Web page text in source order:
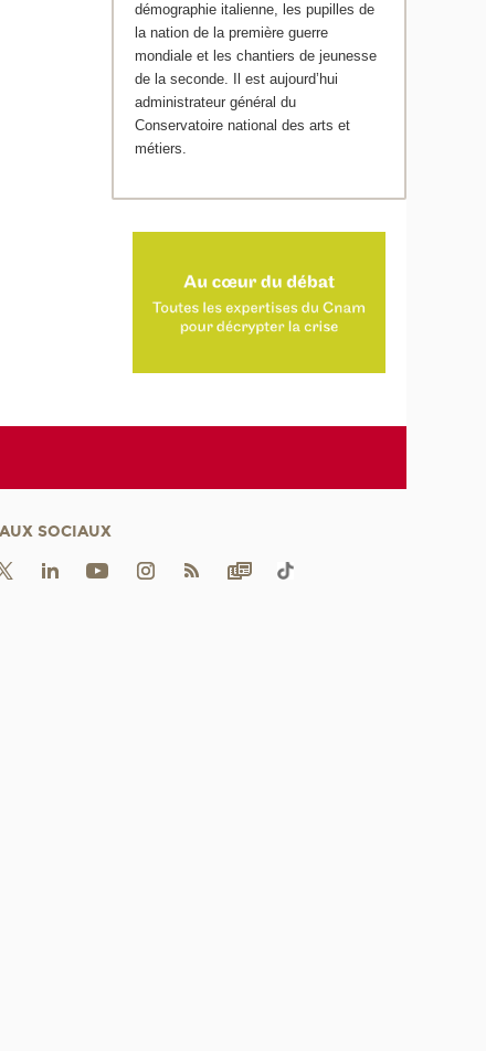
démographie italienne, les pupilles de
la nation de la première guerre
mondiale et les chantiers de jeunesse
de la seconde. Il est aujourd’hui
administrateur général du
Conservatoire national des arts et
métiers.
SOCIAUX